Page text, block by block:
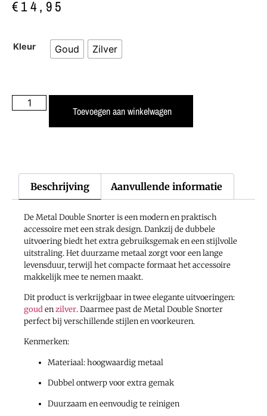
€14,95
Kleur Goud Zilver
Toevoegen aan winkelwagen
Beschrijving Aanvullende informatie
De Metal Double Snorter is een modern en praktisch
accessoire met een strak design. Dankzij de dubbele
uitvoering biedt het extra gebruiksgemak en een stijlvolle
uitstraling. Het duurzame metaal zorgt voor een lange
levensduur, terwijl het compacte formaat het accessoire
makkelijk mee te nemen maakt.
Dit product is verkrijgbaar in twee elegante uitvoeringen:
goudenzilver. Daarmee past de Metal Double Snorter
perfect bij verschillende stijlen en voorkeuren.
Kenmerken:
Materiaal: hoogwaardig metaal
Dubbel ontwerp voor extra gemak
Duurzaam en eenvoudig te reinigen